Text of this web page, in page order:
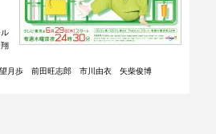
月歩 前田旺志郎 市川由衣 矢柴俊博